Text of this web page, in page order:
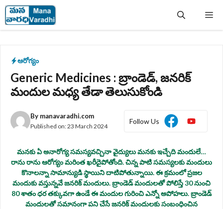
Skip
to
content
ఆరోగ్యం
Generic Medicines : బ్రాండెడ్, జనరిక్‌
మందుల మధ్య తేడా తెలుసుకోండి
By manavaradhi.com
Published on:23 March 2024
Follow Us
మనకు ఏ అనారోగ్య సమస్యవచ్చినా వైద్యులు మనకు ఇచ్చేది మందులే…
రాను రాను ఆరోగ్యం మరింత ఖరీదైపోతోంది. చిన్న పాటి సమస్యలకు మందులు
కొనాలన్నా సామాన్యుడి స్థాయిని దాటిపోతున్నాయి. ఈ క్రమంలో ప్రజల
మందుకు వస్తున్నవే జనరిక్ మందులు. బ్రాండెడ్ మందులతో పోలిస్తే 30 నుంచి
80 శాతం ధర తక్కువగా ఉండే ఈ మందుల గురించి ఎన్నో అపోహలు. బ్రాండెడ్
మందులతో సమానంగా పని చేసే జనరిక్ మందులకు సంబంధించిన